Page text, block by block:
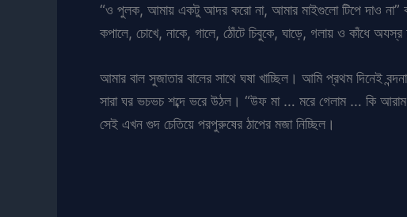
“ও পুলক, আমায় একটু আদর করো না, আমার মাইগুলো টিপে দাও না”
কপালে, চোখে, নাকে, গালে, ঠোঁটে চিবুকে, ঘাড়ে, গলায় ও কাঁধে
আমার বাল সুজাতার বালের সাথে ঘষা খাচ্ছিল। আমি প্রথম দিনেই
সারা ঘর ভচভচ শব্দে ভরে উঠল। “উফ মা … মরে গেলাম … কি আরাম
সেই এখন গুদ চেতিয়ে পরপুরুষের ঠাপের মজা নিচ্ছিল।